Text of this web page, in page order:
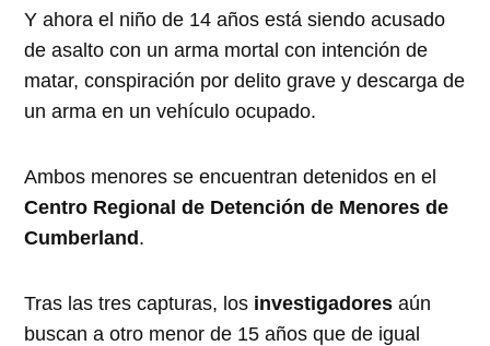
Y ahora el niño de 14 años está siendo acusado
de asalto con un arma mortal con intención de
matar, conspiración por delito grave y descarga de
un arma en un vehículo ocupado.
Ambos menores se encuentran detenidos en el
Centro Regional de Detención de Menores de
Cumberland.
Tras las tres capturas, los investigadoresaún
buscan a otro menor de 15 años que de igual